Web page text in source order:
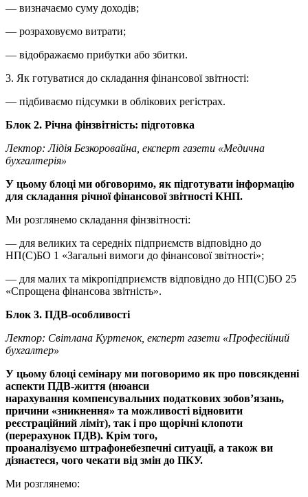
— визначаємо суму доходів;
— розраховуємо витрати;
— відображаємо прибутки або збитки.
3. Як готуватися до складання фінансової звітності:
— підбиваємо підсумки в облікових регістрах.
Блок 2. Річна фінзвітність: підготовка
Лектор: Лідія Безкоровайна, експерт газети «Медична
бухгалтерія»
У цьому блоці ми обговоримо, як підготувати інформацію
для складання річної фінансової звітності КНП.
Ми розглянемо складання фінзвітності:
— для великих та середніх підприємств відповідно до
НП(С)БО 1 «Загальні вимоги до фінансової звітності»;
— для малих та мікропідприємств відповідно до НП(С)БО 25
«Спрощена фінансова звітність».
Блок 3. ПДВ-особливості
Лектор: Світлана Куртенок, експерт газети «Професійний
бухгалтер»
У цьому блоці семінару ми поговоримо як про повсякденні
аспекти ПДВ-життя (нюанси
нарахування компенсувальних податкових зобов’язань,
причини «зникнення» та можливості відновити
реєстраційний ліміт), так і про щорічні клопоти
(перерахунок ПДВ). Крім того,
проаналізуємо штрафонебезпечні ситуації, а також ви
дізнаєтеся, чого чекати від змін до ПКУ.
Ми розглянемо: